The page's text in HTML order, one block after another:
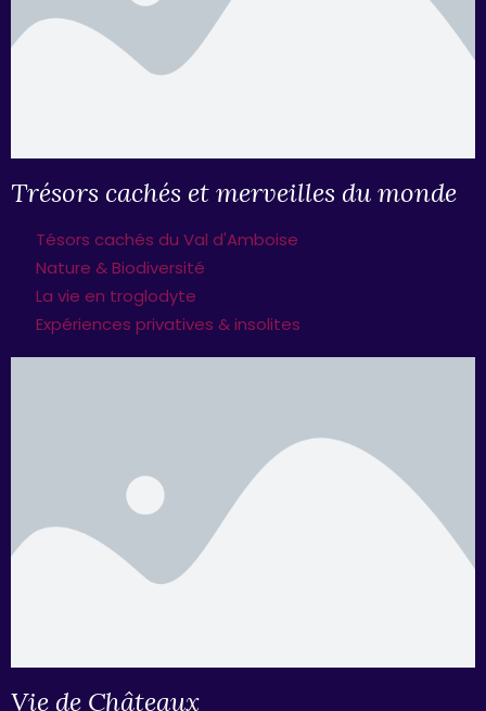
Trésors cachés et merveilles du monde
Tésors cachés du Val d'Amboise
Nature & Biodiversité
La vie en troglodyte
Expériences privatives & insolites
Vie de Châteaux